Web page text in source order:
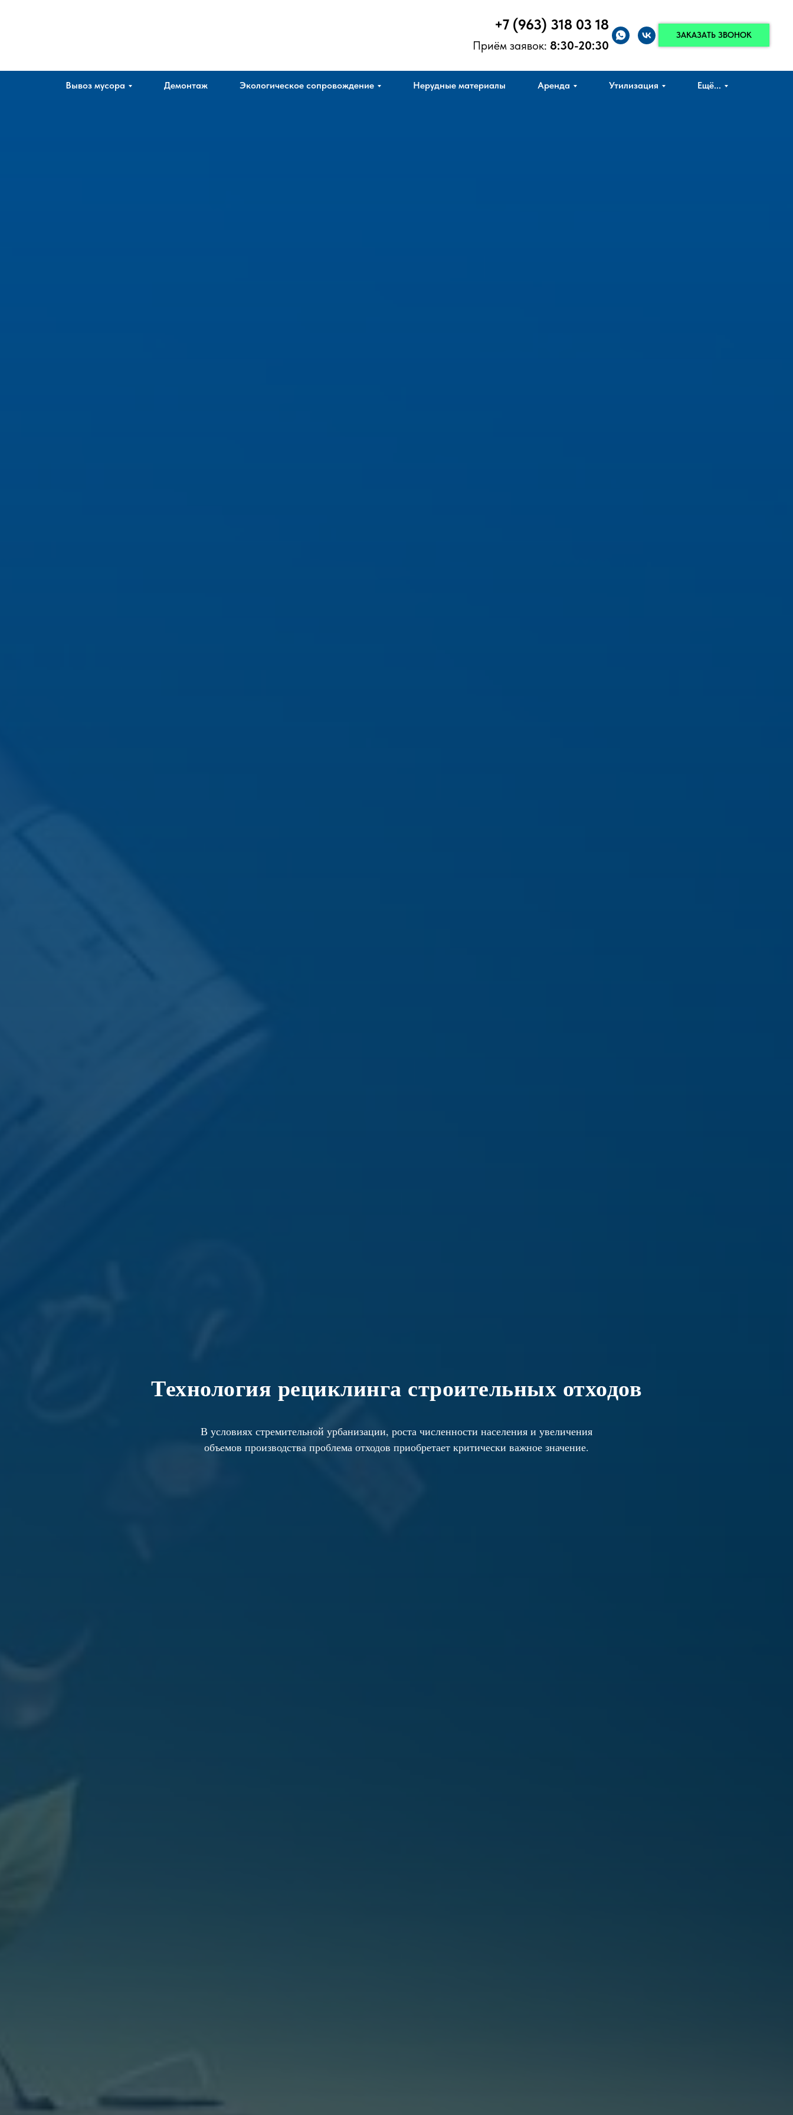
+7 (963) 318 03 18
Приём заявок: 8:30-20:30
ЗАКАЗАТЬ ЗВОНОК
Вывоз мусора Демонтаж Экологическое сопровождение Нерудные материалы Аренда Утилизация Ещё...
Технология рециклинга строительных отходов
В условиях стремительной урбанизации, роста численности населения и увеличения
объемов производства проблема отходов приобретает критически важное значение.